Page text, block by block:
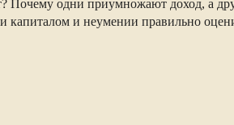
Почему одни приумножают доход, а
капиталом и неумении правильно